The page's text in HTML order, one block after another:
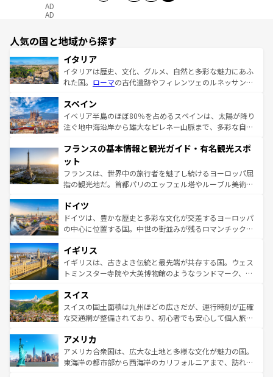
AD
AD
人気の国と地域から探す
イタリア
イタリアは歴史、文化、グルメ、自然と多彩な魅力にあふ
れた国。 ローマの古代遺跡やフィレンツェのルネッサンス
ろん、トスカーナの美しい田園風景やアマルフィ海岸の絶
景など、自然景観も見逃せない。観光の合間には、本場の
ピザやパスタなど、絶品のイタリア料理を堪能することも
ませてくれるイタリアで、忘れられない旅をしてみよう！
なお、新着のイタリア情報は
しい。
スペイン
イベリア半島のほぼ80％を占めるスペインは、太陽が降り
注ぐ地中海沿岸から雄大なピレネー山脈まで、多彩な自然
文化が根付くこの国では、情熱的なフラメンコ、熱気あふ
れる闘牛、そして美味しいタパスが生活の一部となってい
る。首都マドリードの洗練された雰囲気や、バルセロナの
アートに溢れた街角から、地方では古代ローマ遺跡や中世
せる。地方によって風土や気候が異なるスペインはその個
性で訪れる人を魅了する。 なお、新着のスペイン情報は コ
ンテンツ一覧を参照してほしい。
フランスの基本情報と観光ガイド・有名観光スポ
ット
フランスは、世界中の旅行者を魅了し続けるヨーロッパ屈
指の観光地だ。首都パリのエッフェル塔やルーブル美術館
で、幅広い魅力が詰まっている。華麗な宮殿、歴史的な大
聖堂、美しいビーチ、そして豊かな自然が、訪れる者を心
から魅了する。また、フランスは美食の国としても知ら
いる。シャンパンの発祥地であるランス、プロヴァンスの
香り高いラベンダー畑など、多彩な楽しみ方が可能だ。さ
らに、パリ以外の地域にも魅力が溢れており、どの街角に
れる地方に足を運ぶとそれぞれで全く異なる文化を体験で
きるだろう。 なお、新着のフランス情報はコンテンツ一覧
を参照してほしい。
ドイツ
ドイツは、豊かな歴史と多彩な文化が交差するヨーロッパ
の中心に位置する国。中世の街並みが残るロマンチック街
顔を持つこの国は、どこを歩いても飽きることがない。ベ
ルリンの文化的活気、バイエルン州のアルプスの絶景、そ
してライン川沿いのワイン畑といった風景は必見。ビール
は、お酒好きな人にはぜひ体験してほしい。 なお、新着の
ドイツ情報はコンテンツ一覧を参照してほしい。
イギリス
イギリスは、古きよき伝統と最先端が共存する国。ウェス
トミンスター寺院や大英博物館のようなランドマーク、歴
リアごとに異なる魅力がある。また、優雅なアフタヌーン
ティー、ビール好きにはたまらない英国パブ、サッカー観
戦など、本場だからこそできる体験も豊富。イギリスを旅
ンツ一覧を参照してほしい。
スイス
スイスの国土面積は九州ほどの広さだが、運行時刻が正確
な交通網が整備されており、初心者でも安心して個人旅行
の建物がそのまま残る町や、スイスならではのユニークな
博物館もあり、アルプス観光だけでなく町歩きも満喫する
ことができる。国民の所得が高いため物価も高いが、旅行
アメリカ
アメリカ合衆国は、広大な土地と多様な文化が魅力の国。
東海岸の都市部から西海岸のカリフォルニアまで、訪れる